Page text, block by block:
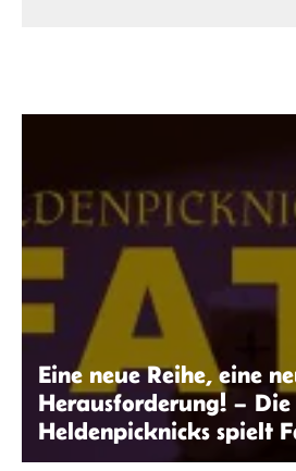
Eine neue Reihe, eine
Herausforderung! – Die
Heldenpicknicks spielt